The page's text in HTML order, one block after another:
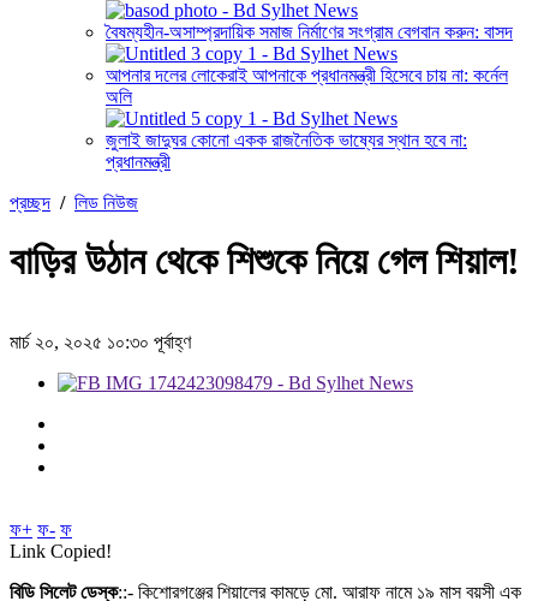
বৈষম্যহীন-অসাম্প্রদায়িক সমাজ নির্মাণের সংগ্রাম বেগবান করুন: বাসদ
আপনার দলের লোকেরাই আপনাকে প্রধানমন্ত্রী হিসেবে চায় না: কর্নেল
অলি
জুলাই জাদুঘর কোনো একক রাজনৈতিক ভাষ্যের স্থান হবে না:
প্রধানমন্ত্রী
প্রচ্ছদ / লিড নিউজ
বাড়ির উঠান থেকে শিশুকে নিয়ে গেল শিয়াল!
মার্চ ২০, ২০২৫ ১০:৩০ পূর্বাহ্ণ
ফ+ ফ- ফ
Link Copied!
বিডি সিলেট ডেস্ক::- কিশোরগঞ্জের শিয়ালের কামড়ে মো. আরাফ নামে ১৯ মাস বয়সী এক